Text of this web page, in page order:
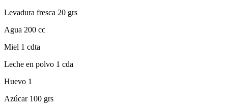
Levadura fresca 20 grs
Agua 200 cc
Miel 1 cdta
Leche en polvo 1 cda
Huevo 1
Azúcar 100 grs